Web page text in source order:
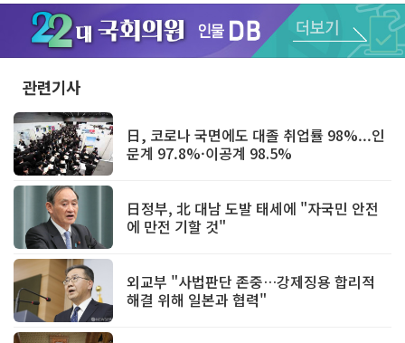
Unmute
관련기사
日, 코로나 국면에도 대졸 취업률 98%...인
문계 97.8%·이공계 98.5%
日정부, 北 대남 도발 태세에 "자국민 안전
에 만전 기할 것"
외교부 "사법판단 존중…강제징용 합리적
해결 위해 일본과 협력"